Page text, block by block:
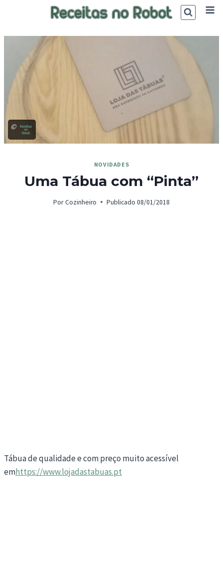
©
NOVIDADES
Uma Tábua com “Pinta”
Por Cozinheiro Publicado 08/01/2018
Tábua de qualidade e com preço muito acessível
emhttps://www.lojadastabuas.pt